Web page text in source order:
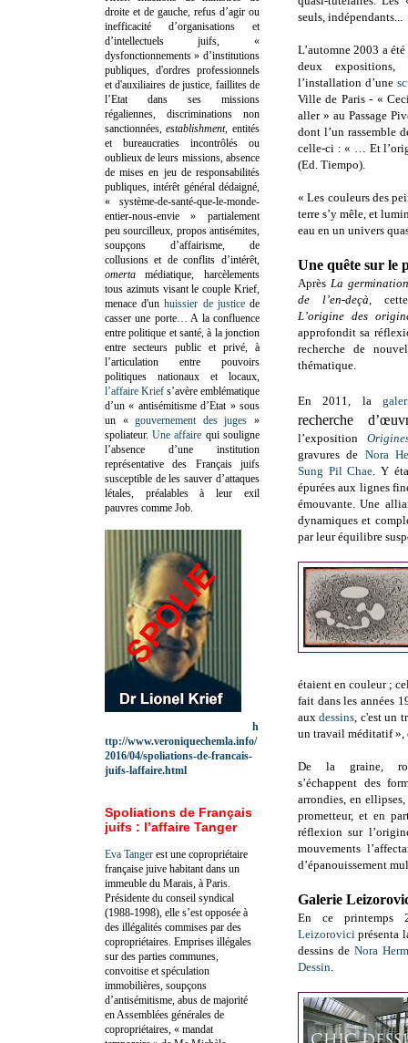
seuls, indépendants...
L’automne 2003 a
deux
l’installation d’une
Ville de Paris - «
aller » au Passage
dont l’un rassemble
celle-ci : « … Et
(Ed. Tiempo).
« Les couleurs des
terre s’y mêle, et
eau en un univers
Une quête sur le
Après La
de l’en-deçà,
L’origine des
approfondit sa
recherche de
thématique.
En 2011, la
recherche
l’exposition
gravures de Nora
Sung Pil Chae. Y
épurées aux lignes
émouvante. Une
dynamiques et
par leur équilibre
étaient en couleur ;
fait dans les années
auxdessins, c'est un
un travail méditatif »,
De la graine,
s’échappent des
arrondies, en
prometteur, et en
réflexion sur
mouvements
d’épanouissement
Galerie
En ce
Leizorovici présenta
dessins deNora
Dessin.
droite et de gauche, refus d’agir ou
inefficacité d’organisations et
d’intellectuels juifs, «
dysfonctionnements » d’institutions
publiques, d'ordres professionnels
et d'auxiliaires de justice, faillites de
l’Etat dans ses missions
régaliennes, discriminations non
sanctionnées,establishment, entités
et bureaucraties incontrôlés ou
oublieux de leurs missions, absence
de mises en jeu de responsabilités
publiques, intérêt général dédaigné,
« système-de-santé-que-le-monde-
entier-nous-envie » partialement
peu sourcilleux, propos antisémites,
soupçons d’affairisme, de
collusions et de conflits d’intérêt,
omertamédiatique, harcèlements
tous azimuts visant le couple Krief,
menace d'unhuissier de justicede
casser une porte… A la confluence
entre politique et santé, à la jonction
entre secteurs public et privé, à
l’articulation entre pouvoirs
politiques nationaux et locaux,
l’affaire Krief s’avère emblématique
d’un « antisémitisme d’Etat » sous
un «gouvernement des juges »
spoliateur.Une affaire qui souligne
l’absence d’une institution
représentative des Français juifs
susceptible de les sauver d’attaques
létales, préalables à leur exil
pauvres comme Job.
h
ttp://www.veroniquechemla.info/
2016/04/spoliations-de-francais-
juifs-laffaire.html
Spoliations de Français
juifs : l’affaire Tanger
Eva Tanger est une copropriétaire
française juive habitant dans un
immeuble du Marais, à Paris.
Présidente du conseil syndical
(1988-1998), elle s’est opposée à
des illégalités commises par des
copropriétaires. Emprises illégales
sur des parties communes,
convoitise et spéculation
immobilières, soupçons
d’antisémitisme, abus de majorité
en Assemblées générales de
copropriétaires, « mandat